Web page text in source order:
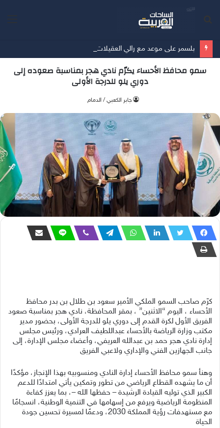
بلسمر على موعد مع رالي العقيلات للعام الثاني على التوالي
سمو محافظ الأحساء يكرّم نادي هجر بمناسبة صعوده إلى
دوري يلو للدرجة الأولى
جابر الكعبي / الدمام
كرّم صاحب السمو الملكي الأمير سعود بن طلال بن بدر محافظ
الأحساء ، اليوم “الاثنين” ، بمقر المحافظة، نادي هجر بمناسبة صعود
الفريق الأول لكرة القدم إلى دوري يلو للدرجة الأولى، بحضور مدير
مكتب وزارة الرياضة بالأحساء عبداللطيف العرادي، ورئيس مجلس
إدارة نادي هجر حمد بن عبدالله العريفي، وأعضاء مجلس الإدارة، إلى
جانب الجهازين الفني والإداري ولاعبي الفريق
وهنأ سمو محافظ الأحساء إدارة النادي ومنسوبيه بهذا الإنجاز، مؤكدًا
أن ما يشهده القطاع الرياضي من تطور وتمكين يأتي امتدادًا للدعم
الكبير الذي توليه القيادة الرشيدة – حفظها الله –، بما يعزز كفاءة
المنظومة الرياضية ويرفع من إسهامها في التنمية الوطنية، انسجامًا
مع مستهدفات رؤية المملكة 2030، ودعمًا لمسيرة تحسين جودة
الحياة